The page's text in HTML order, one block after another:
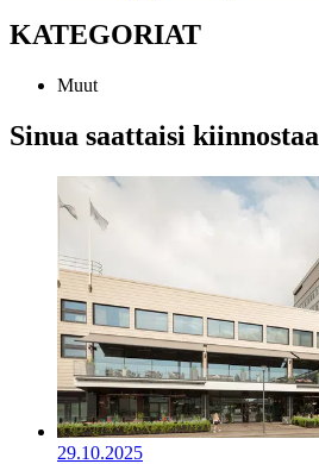
KATEGORIAT
Muut
Sinua saattaisi kiinnostaa
29.10.2025